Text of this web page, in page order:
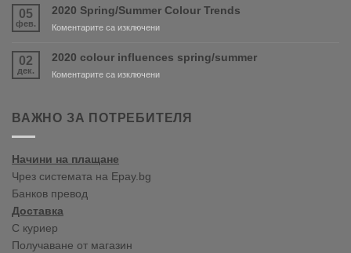
soon!
shop
Varna
05
фев.
2020 Spring/Summer Colour Trends
Коментарите са изключениза
Spring/Summer
Trends
02
дек.
2020 colour influences spring/summer
Коментарите са изключениза
influences
ВАЖНО ЗА ПОТРЕБИТЕЛЯ
Начини на плащане
Чрез системата на Epay.bg
Банков превод
Доставка
С куриер
Получаване от магазин